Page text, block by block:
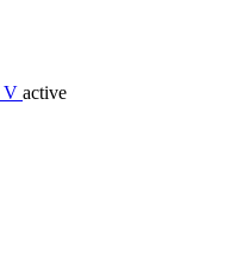
active